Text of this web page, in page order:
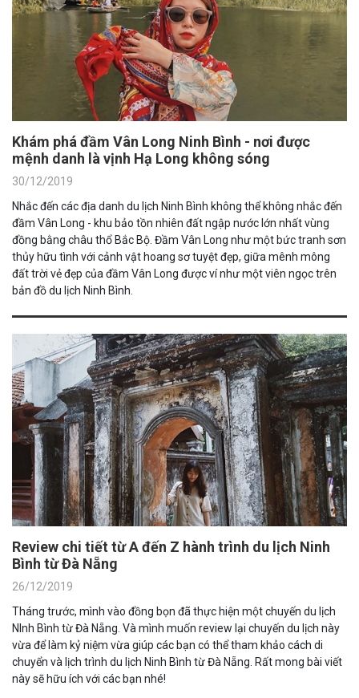
Khám phá đầm Vân Long Ninh Bình - nơi được
mệnh danh là vịnh Hạ Long không sóng
30/12/2019
Nhắc đến các địa danh du lịch Ninh Bình không thể không nhắc đến
đầm Vân Long - khu bảo tồn nhiên đất ngập nước lớn nhất vùng
đồng bằng châu thổ Bắc Bộ. Đầm Vân Long như một bức tranh sơn
thủy hữu tình với cảnh vật hoang sơ tuyệt đẹp, giữa mênh mông
đất trời vẻ đẹp của đầm Vân Long được ví như một viên ngọc trên
bản đồ du lịch Ninh Bình.
Review chi tiết từ A đến Z hành trình du lịch Ninh
Bình từ Đà Nẵng
26/12/2019
Tháng trước, mình vào đồng bọn đã thực hiện một chuyến du lịch
NInh Bình từ Đà Nẵng. Và mình muốn review lại chuyến du lịch này
vừa để làm kỷ niệm vừa giúp các bạn có thể tham khảo cách di
chuyển và lịch trình du lịch Ninh Bình từ Đà Nẵng. Rất mong bài viết
này sẽ hữu ích với các bạn nhé!